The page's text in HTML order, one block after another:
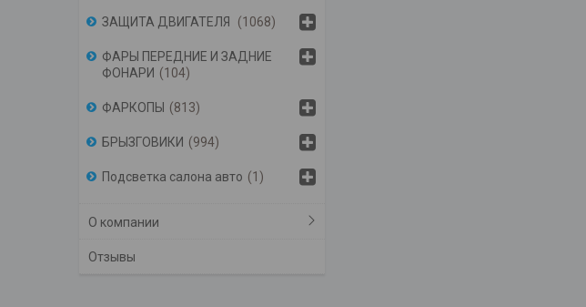
ЗАЩИТА ДВИГАТЕЛЯ 1068
ФАРЫ ПЕРЕДНИЕ И ЗАДНИЕ
ФОНАРИ
104
ФАРКОПЫ 813
БРЫЗГОВИКИ 994
Подсветка салона авто 1
О компании
Отзывы